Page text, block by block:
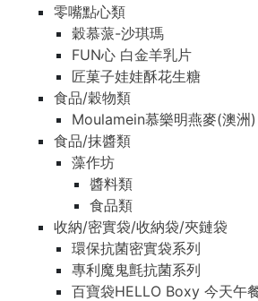
零嘴點心類
穀慕蒎-沙琪瑪
FUN心 白金羊乳片
匠菓子娃娃酥花生糖
食品/穀物類
Moulamein慕樂明燕麥(澳洲)
食品/抹醬類
藻作坊
醬料類
食品類
收納/密實袋/收納袋/夾鏈袋
環保抗菌密實袋系列
專利魔鬼氈抗菌系列
百寶袋HELLO Boxy 今天午